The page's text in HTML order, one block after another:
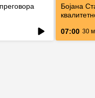
Бојана
07:00 30